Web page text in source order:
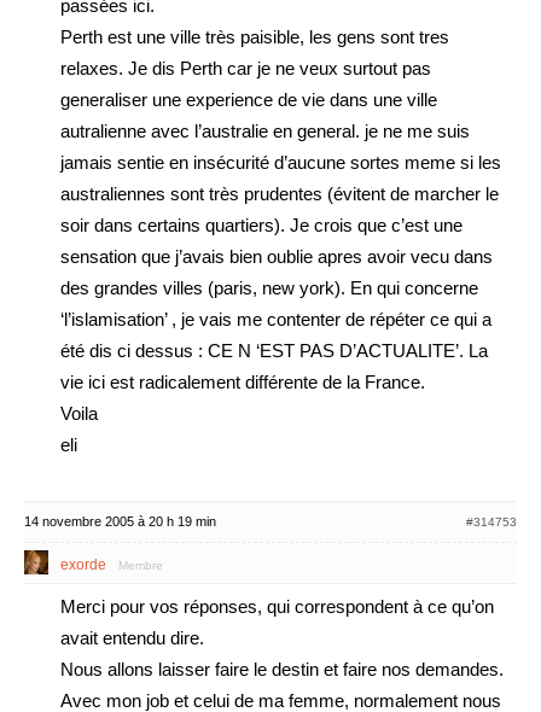
passées ici.
Perth est une ville très paisible, les gens sont tres
relaxes. Je dis Perth car je ne veux surtout pas
generaliser une experience de vie dans une ville
autralienne avec l’australie en general. je ne me suis
jamais sentie en insécurité d’aucune sortes meme si les
australiennes sont très prudentes (évitent de marcher le
soir dans certains quartiers). Je crois que c’est une
sensation que j’avais bien oublie apres avoir vecu dans
des grandes villes (paris, new york). En qui concerne
‘l’islamisation’ , je vais me contenter de répéter ce qui a
été dis ci dessus : CE N ‘EST PAS D’ACTUALITE’. La
vie ici est radicalement différente de la France.
Voila
eli
14 novembre 2005 à 20 h 19 min #314753
exorde Membre
Merci pour vos réponses, qui correspondent à ce qu’on
avait entendu dire.
Nous allons laisser faire le destin et faire nos demandes.
Avec mon job et celui de ma femme, normalement nous